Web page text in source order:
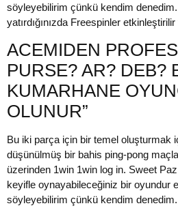
söyleyebilirim çünkü kendim denedim.
yatırdığınızda Freespinler
ACEMIDEN
PURSE? AR? DEB?
KUMARHANE
OLUNUR”
Bu iki parça için bir temel oluşturmak
düşünülmüş bir bahis ping-pong
üzerinden 1win 1win log in. Sweet
keyifle oynayabileceğiniz bir oyundur
söyleyebilirim çünkü kendim